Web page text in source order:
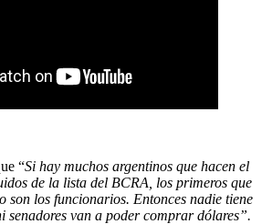
“Si hay muchos argentinos que hacen el
de la lista del BCRA, los primeros que
son los funcionarios. Entonces nadie tiene
senadores van a poder comprar dólares”.